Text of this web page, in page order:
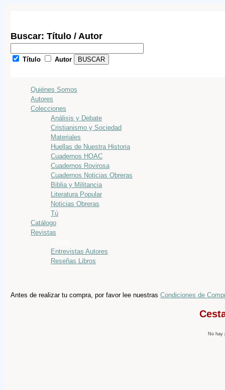
Buscar: Título / Autor
Título Autor
Quiénes Somos
Autores
Colecciones
Análisis y Debate
Cristianismo y Sociedad
Materiales
Huellas de Nuestra Historia
Cuadernos HOAC
Cuadernos Rovirosa
Cuadernos Noticias Obreras
Biblia y Militancia
Literatura Popular
Noticias Obreras
Tú
Catálogo
Revistas
Entrevistas Autores
Reseñas Libros
Antes de realizar tu compra, por favor lee nuestras Condiciones de
No hay